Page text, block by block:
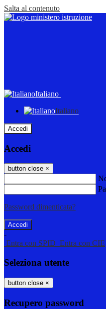
Salta al contenuto
Italiano
Italiano
Accedi
Accedi
button close ×
Password dimenticata?
-
Entra con SPID Entra con CIE
Seleziona utente
button close ×
Recupero password